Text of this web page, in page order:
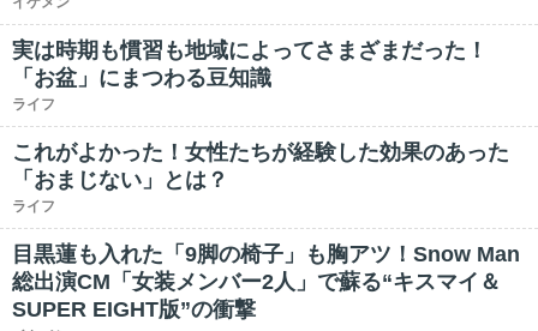
実は時期も慣習も地域によってさまざまだった！
「お盆」にまつわる豆知識
ライフ
これがよかった！女性たちが経験した効果のあった
「おまじない」とは？
ライフ
目黒蓮も入れた「9脚の椅子」も胸アツ！Snow Man
総出演CM「女装メンバー2人」で蘇る“キスマイ＆
SUPER EIGHT版”の衝撃